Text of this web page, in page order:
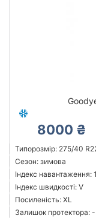
8000 ₴
Типорозмір: 275/40
Сезон: зимова
Індекс навантаження:
Індекс швидкості: V
Посиленість: XL
Залишок протектора: -